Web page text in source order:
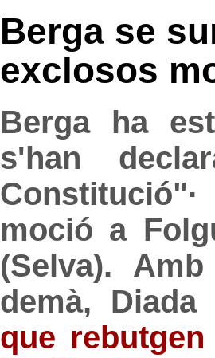
Berga se
exclosos
Berga ha
s'han
moció a
(Selva).
demà,
que